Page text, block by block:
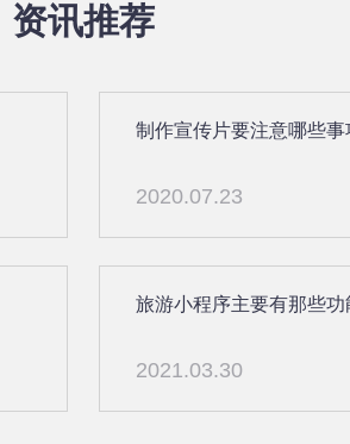
资讯推荐
制作宣传片要注意哪些事
2020.07.23
旅游小程序主要有那些功
2021.03.30